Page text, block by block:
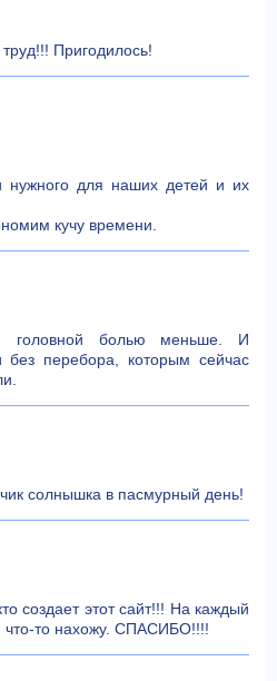
Пригодилось!
нужного для наших детей и их
кучу времени.
головной болью меньше. И
без перебора, которым сейчас
солнышка в пасмурный день!
создает этот сайт!!! На каждый
что-то нахожу. СПАСИБО!!!!